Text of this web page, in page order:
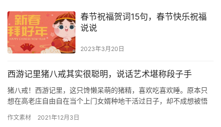
春节祝福贺词15句，春节快乐祝福
说说
2023年3月20日
西游记里猪八戒其实很聪明，说话艺术堪称段子手
猪八戒！西游记里，这只馋懒呆萌的猪精，喜欢吃喜欢睡。原本只
想在高老庄自由自在当个上门女婿种地干活过日子，却不成想被悟
打小…
作文素材 2021年12月3日